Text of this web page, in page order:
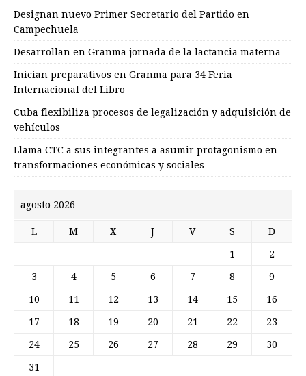
Designan nuevo Primer Secretario del Partido en
Campechuela
Desarrollan en Granma jornada de la lactancia materna
Inician preparativos en Granma para 34 Feria
Internacional del Libro
Cuba flexibiliza procesos de legalización y adquisición de
vehículos
Llama CTC a sus integrantes a asumir protagonismo en
transformaciones económicas y sociales
agosto 2026
L M X J V S D
1 2
3 4 5 6 7 8 9
10 11 12 13 14 15 16
17 18 19 20 21 22 23
24 25 26 27 28 29 30
31